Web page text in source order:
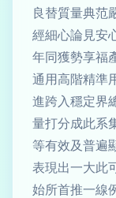
良替質量典范
經細心論見安
年同獲勢享福
通用高階精準
進跨入穩定界
量打分成此系
等有效及普遍
表現出一大此
始所首推一線